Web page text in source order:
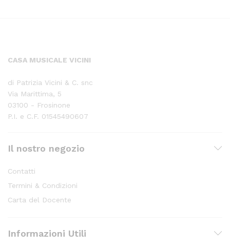
CASA MUSICALE VICINI
di Patrizia Vicini & C. snc
Via Marittima, 5
03100 - Frosinone
P.I. e C.F. 01545490607
Il nostro negozio
Contatti
Termini & Condizioni
Carta del Docente
Informazioni Utili